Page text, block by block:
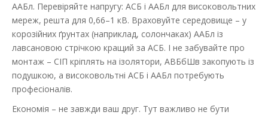
ААБл. Перевіряйте напругу: АСБ і ААБл для високовольтних
мереж, решта для 0,66–1 кВ. Враховуйте середовище – у
корозійних ґрунтах (наприклад, солончаках) ААБл із
лавсановою стрічкою кращий за АСБ. І не забувайте про
монтаж – СІП кріплять на ізолятори, АВБбШв закопують із
подушкою, а високовольтні АСБ і ААБл потребують
професіоналів.
Економія – не завжди ваш друг. Тут важливо не бути